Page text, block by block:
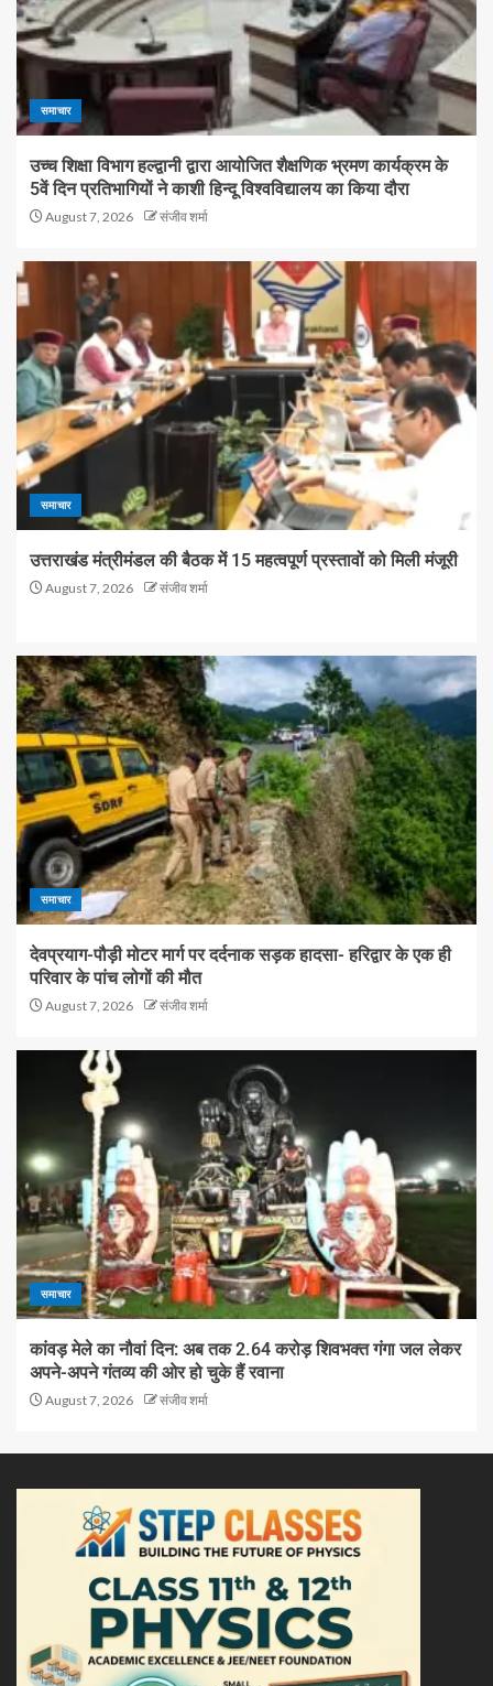
समाचार
उच्च शिक्षा विभाग हल्द्वानी द्वारा आयोजित शैक्षणिक भ्रमण कार्यक्रम के
5वें दिन प्रतिभागियों ने काशी हिन्दू विश्वविद्यालय का किया दौरा
August 7, 2026 संजीव शर्मा
समाचार
उत्तराखंड मंत्रीमंडल की बैठक में 15 महत्वपूर्ण प्रस्तावों को मिली मंजूरी
August 7, 2026 संजीव शर्मा
समाचार
देवप्रयाग-पौड़ी मोटर मार्ग पर दर्दनाक सड़क हादसा- हरिद्वार के एक ही
परिवार के पांच लोगों की मौत
August 7, 2026 संजीव शर्मा
समाचार
कांवड़ मेले का नौवां दिन: अब तक 2.64 करोड़ शिवभक्त गंगा जल लेकर
अपने-अपने गंतव्य की ओर हो चुके हैं रवाना
August 7, 2026 संजीव शर्मा